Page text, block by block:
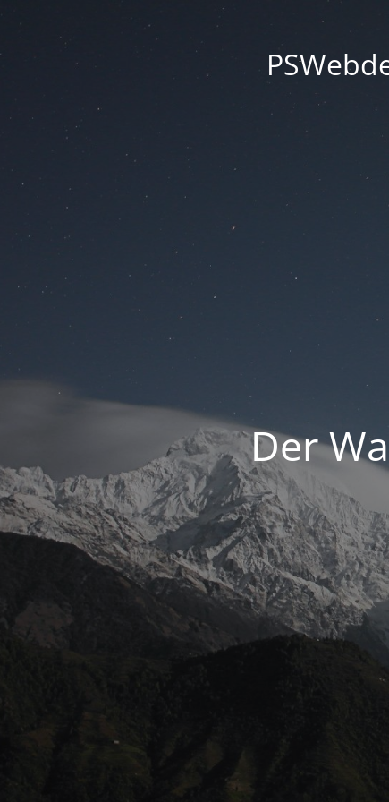
Der